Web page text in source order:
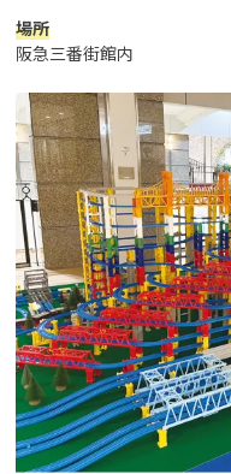
場所
阪急三番街館内